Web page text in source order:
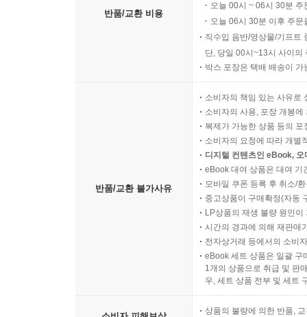
반품/교환 비용
오늘 00시 ~ 06시 30분
오늘 06시 30분 이후 주
직수입 음반/영상물/기프트
단, 당일 00시~13시 사이의
박스 포장은 택배 배송이
반품/교환 불가사유
소비자의 책임 있는 사유로
소비자의 사용, 포장 개봉
복제가 가능한 상품 등의
소비자의 요청에 따라 개별
디지털 컨텐츠인 eBook,
eBook 대여 상품은 대여 기
모바일 쿠폰 등록 후 취소/
중고상품이 구매확정(자동
LP상품의 재생 불량 원인
시간의 경과에 의해 재판매
전자상거래 등에서의 소비
eBook 세트 상품은 일괄 구
1개의 상품으로 취급 및 판
우, 세트 상품 전부 및 세트
상품의 불량에 의한 반품,